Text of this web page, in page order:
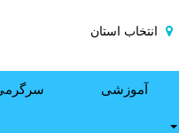
انتخاب استان
آموزشی